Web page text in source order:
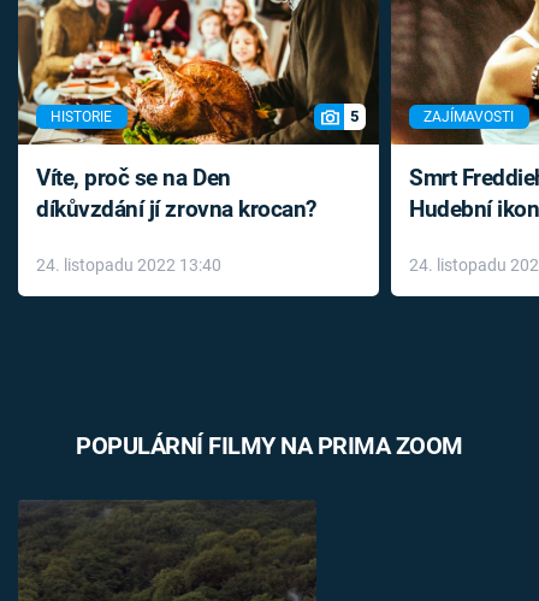
HISTORIE 5
Víte, proč se na Den
díkůvzdání jí zrovna krocan?
24. listopadu 2022 13:40
ZAJÍMAVOSTI
Smrt
Hudební
léky
24. listopadu
POPULÁRNÍ FILMY NA PRIMA ZOOM